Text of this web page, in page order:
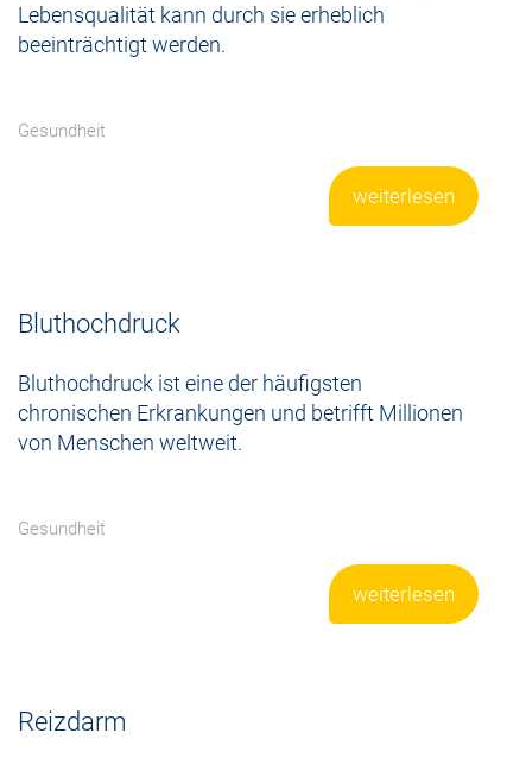
Lebensqualität kann durch sie erheblich
beeinträchtigt werden.
Gesundheit
weiterlesen
Bluthochdruck
Bluthochdruck ist eine der häufigsten
chronischen Erkrankungen und betrifft Millionen
von Menschen weltweit.
Gesundheit
weiterlesen
Reizdarm